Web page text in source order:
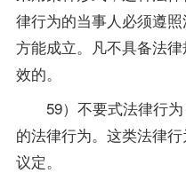
律行为的当事人必须遵
方能成立。凡不具备法
效的。
59）不要式法律行为
的法律行为。这类法律
议定。